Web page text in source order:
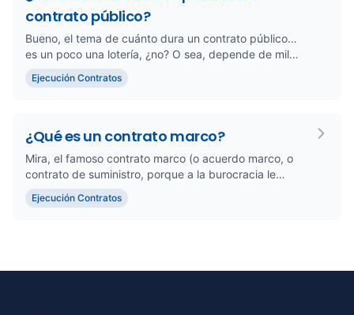
contrato público?
Bueno, el tema de cuánto dura un contrato público…
es un poco una lotería, ¿no? O sea, depende de mil
cosas: el tipo de ...
Ejecución Contratos
¿Qué es un contrato marco?
Mira, el famoso contrato marco (o acuerdo marco, o
contrato de suministro, porque a la burocracia le
encanta tener mil n...
Ejecución Contratos